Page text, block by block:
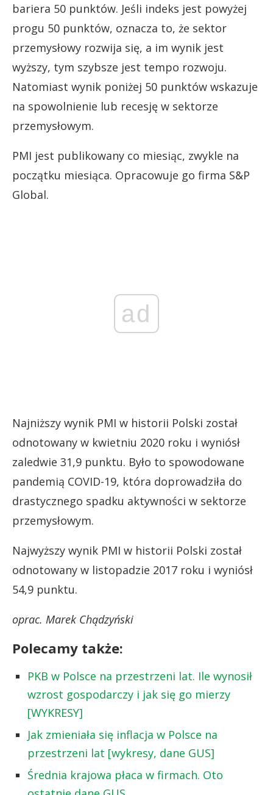
bariera 50 punktów. Jeśli indeks jest powyżej
progu 50 punktów, oznacza to, że sektor
przemysłowy rozwija się, a im wynik jest
wyższy, tym szybsze jest tempo rozwoju.
Natomiast wynik poniżej 50 punktów wskazuje
na spowolnienie lub recesję w sektorze
przemysłowym.
PMI jest publikowany co miesiąc, zwykle na
początku miesiąca. Opracowuje go firma S&P
Global.
ad
Najniższy wynik PMI w historii Polski został
odnotowany w kwietniu 2020 roku i wyniósł
zaledwie 31,9 punktu. Było to spowodowane
pandemią COVID-19, która doprowadziła do
drastycznego spadku aktywności w sektorze
przemysłowym.
Najwyższy wynik PMI w historii Polski został
odnotowany w listopadzie 2017 roku i wyniósł
54,9 punktu.
oprac. Marek Chądzyński
Polecamy także:
PKB w Polsce na przestrzeni lat. Ile wynosił
wzrost gospodarczy i jak się go mierzy
[WYKRESY]
Jak zmieniała się inflacja w Polsce na
przestrzeni lat [wykresy, dane GUS]
Średnia krajowa płaca w firmach. Oto